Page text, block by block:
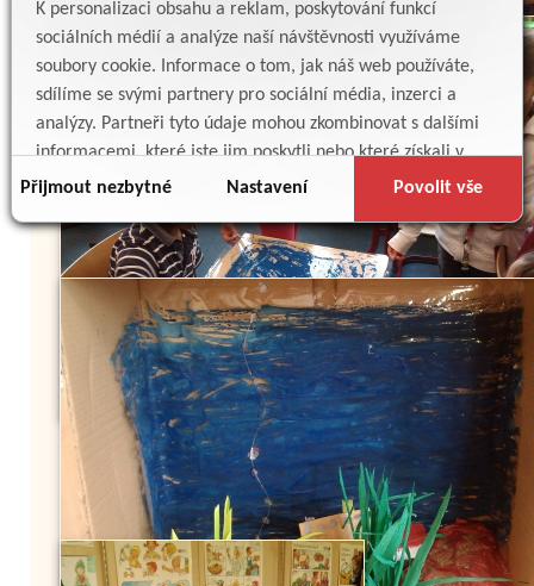
K personalizaci obsahu a reklam, poskytování funkcí
sociálních médií a analýze naší návštěvnosti využíváme
soubory cookie. Informace o tom, jak náš web používáte,
sdílíme se svými partnery pro sociální média, inzerci a
analýzy. Partneři tyto údaje mohou zkombinovat s dalšími
informacemi, které jste jim poskytli nebo které získali v
důsledku toho, že používáte jejich služby.
Přijmout nezbytné Nastavení Povolit vše